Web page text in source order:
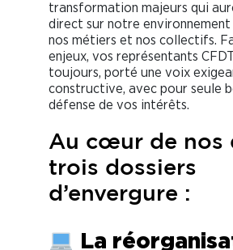
transformation majeurs qui
direct sur notre
nos métiers et nos collectifs.
enjeux, vos représentants
toujours, porté une voix
constructive, avec pour seule
défense de vos intérêts.
Au cœur de nos
trois dossiers
d’envergure :
La